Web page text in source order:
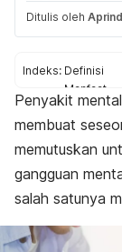
Ditulis oleh
Indeks: Definisi
Manfaat
Proses
Efektivitas
Penyakit
membuat
memutuskan
gangguan
salah satunya